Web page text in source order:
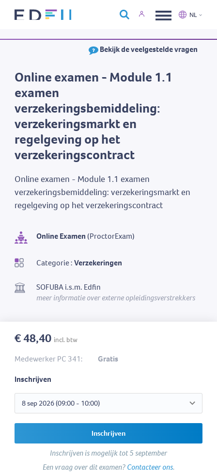
Over Edfin
Kalender
NL
Français
Bekijk de veelgestelde vragen
Online Examen(ProctorExam)
Categorie :Verzekeringen
SOFUBA i.s.m. Edfin
meer informatie over externe opleidingsverstrekkers
Online examen - Module 1.1
examen
verzekeringsbemiddeling:
verzekeringsmarkt en
regelgeving op het
verzekeringscontract
Online examen - Module 1.1 examen
verzekeringsbemiddeling: verzekeringsmarkt en
regelgeving op het verzekeringscontract
€ 48,40 incl. btw
Medewerker PC 341:
Gratis
Inschrijven
Inschrijven
Inschrijven is mogelijk tot 5 september
Een vraag over dit examen?Contacteer ons.